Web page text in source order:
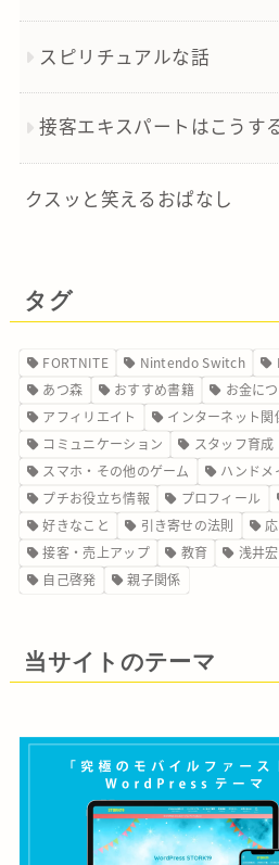
スピリチュアルな話
接客エキスパートはこうす
クスッと笑えるおぱなし
タグ
FORTNITE Nintendo Switch
あつ森
おすすめ書籍 お金に
アフィリエイト
インターネット関
コミュニケーション
スタッフ育成
スマホ・その他のゲーム
ハンドメ
プチお役立ち情報
プロフィール
好きなこと
引き寄せの法則
接客・売上アップ
教育 浅井
自己啓発
親子関係
当サイトのテーマ